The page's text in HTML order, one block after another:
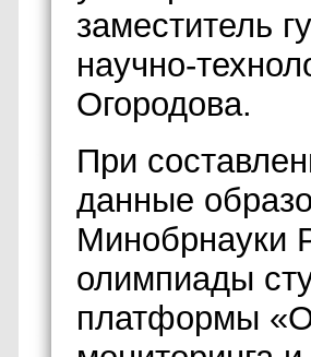
заместитель
научно-
Огородова.
При
данные
Минобрнауки
олимпиады
платформы